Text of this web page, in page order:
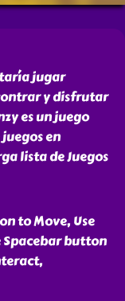
jugar
y disfrutar
es un juego
en
lista de Juegos
to Move, Use
Spacebar button